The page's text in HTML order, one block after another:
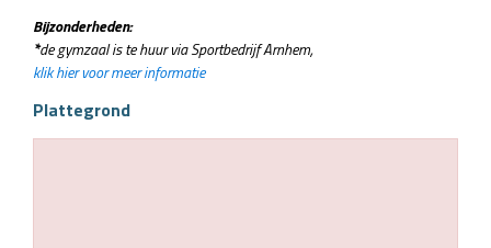
Bijzonderheden:
*de gymzaal is te huur via Sportbedrijf Arnhem,
klik hier voor meer informatie
Plattegrond